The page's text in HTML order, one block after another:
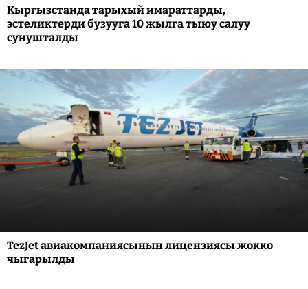
Кыргызстанда тарыхый имараттарды,
эстеликтерди бузууга 10 жылга тыюу салуу
сунушталды
TezJet авиакомпаниясынын лицензиясы жокко
чыгарылды